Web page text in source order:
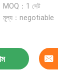
MOQ：1 সেট
মূল্য：negotiable